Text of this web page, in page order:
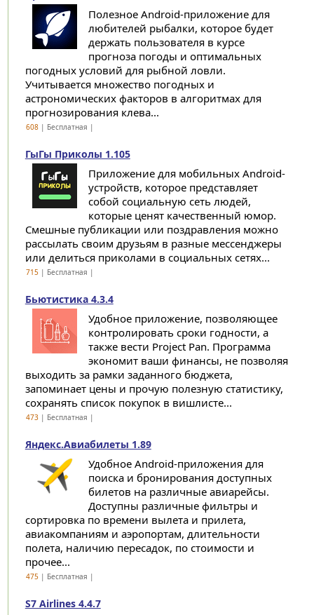
Полезное Android-приложение для
любителей рыбалки, которое будет
держать пользователя в курсе
прогноза погоды и оптимальных
погодных условий для рыбной ловли.
Учитывается множество погодных и
астрономических факторов в алгоритмах для
прогнозирования клева...
608| Бесплатная |
ГыГы Приколы 1.105
Приложение для мобильных Android-
устройств, которое представляет
собой социальную сеть людей,
которые ценят качественный юмор.
Смешные публикации или поздравления можно
рассылать своим друзьям в разные мессенджеры
или делиться приколами в социальных сетях...
715| Бесплатная |
Бьютистика 4.3.4
Удобное приложение, позволяющее
контролировать сроки годности, а
также вести Project Pan. Программа
экономит ваши финансы, не позволяя
выходить за рамки заданного бюджета,
запоминает цены и прочую полезную статистику,
сохранять список покупок в вишлисте...
473| Бесплатная |
Яндекс.Авиабилеты 1.89
Удобное Android-приложения для
поиска и бронирования доступных
билетов на различные авиарейсы.
Доступны различные фильтры и
сортировка по времени вылета и прилета,
авиакомпаниям и аэропортам, длительности
полета, наличию пересадок, по стоимости и
прочее...
475| Бесплатная |
S7 Airlines 4.4.7